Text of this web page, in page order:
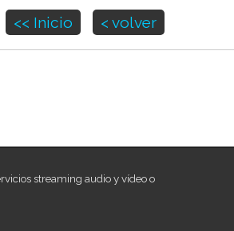
<< Inicio
< volver
streaming audio y vídeo o